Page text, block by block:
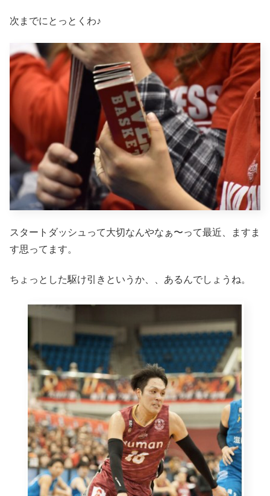
次までにとっとくわ♪
スタートダッシュって大切なんやなぁ〜って最近、ますま
す思ってます。
ちょっとした駆け引きというか、、あるんでしょうね。